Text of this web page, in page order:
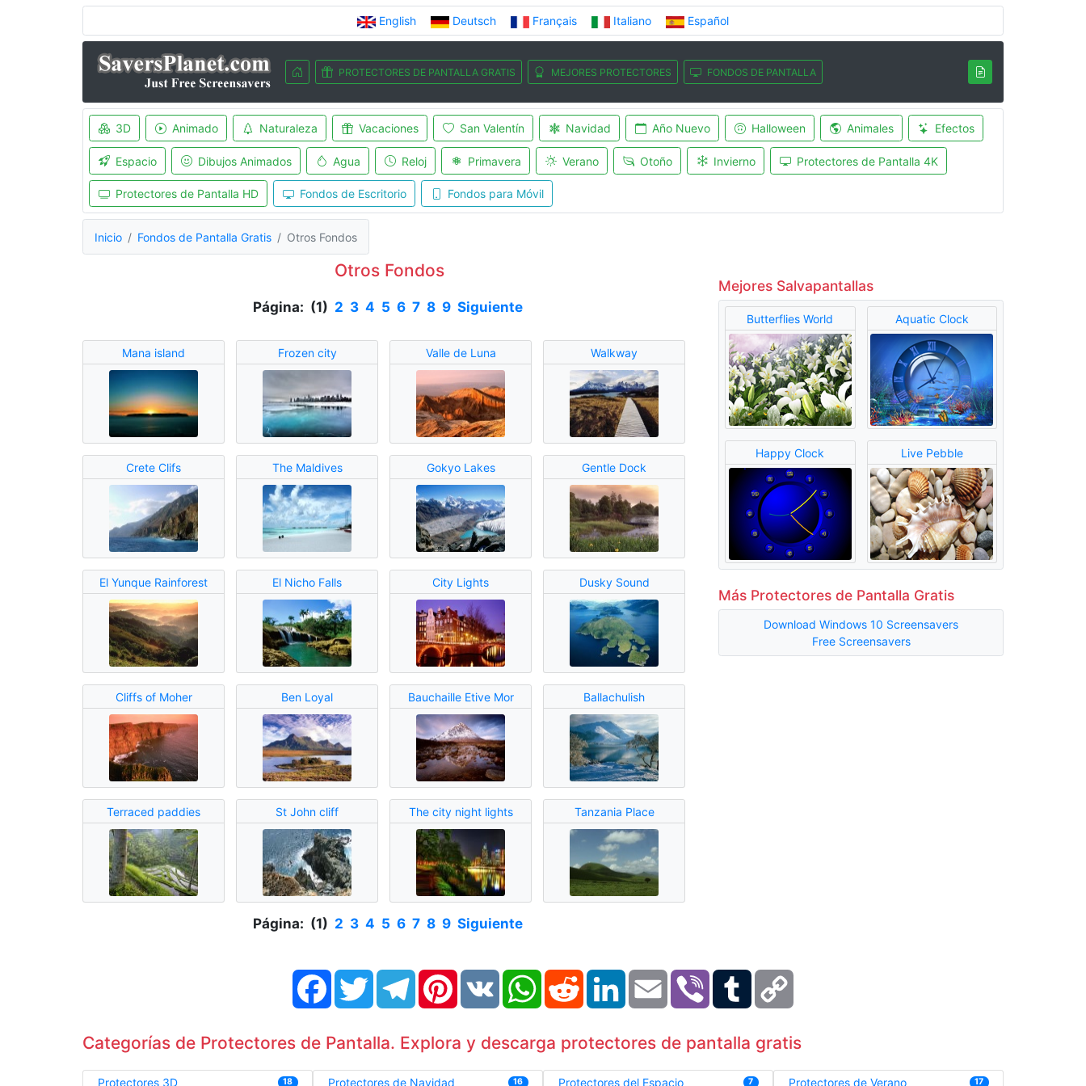
English Deutsch Français Italiano Español
PROTECTORES DE PANTALLA GRATIS MEJORES PROTECTORES FONDOS DE PANTALLA
3D Animado Naturaleza Vacaciones San Valentín Navidad Año Nuevo Halloween Animales Efectos
Espacio Dibujos Animados Agua Reloj Primavera Verano Otoño Invierno Protectores de Pantalla 4K
Protectores de Pantalla HD Fondos de Escritorio Fondos para Móvil
Inicio Fondos de Pantalla Gratis Otros Fondos
Otros Fondos
Página: (1) 2 3 4 5 6 7 8 9 Siguiente
Mana island Frozen city Valle de Luna Walkway
Crete Clifs The Maldives Gokyo Lakes Gentle Dock
El Yunque Rainforest El Nicho Falls City Lights Dusky Sound
Cliffs of Moher Ben Loyal Bauchaille Etive Mor Ballachulish
Terraced paddies St John cliff The city night lights Tanzania Place
Página: (1) 2 3 4 5 6 7 8 9 Siguiente
Mejores Salvapantallas
Butterflies World Aquatic Clock
Happy Clock Live Pebble
Más Protectores de Pantalla Gratis
Download Windows 10 Screensavers
Free Screensavers
FacebookTwitter TelegramPinterestVK WhatsAppReddit LinkedIn Email Viber Tumblr
Categorías de Protectores de Pantalla. Explora y descarga protectores de pantalla gratis
Protectores 3D 18 Protectores de Navidad 16 Protectores del Espacio 7 Protectores de Verano 17